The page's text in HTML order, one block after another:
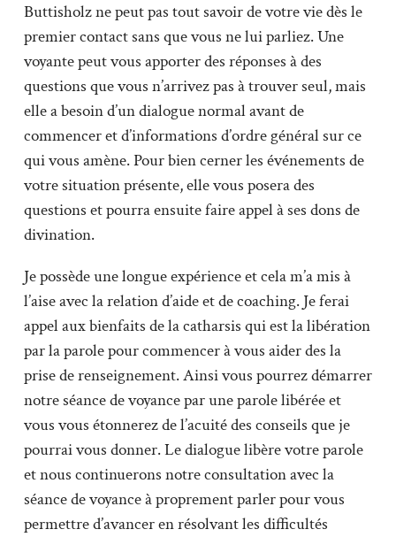
Buttisholz ne peut pas tout savoir de votre vie dès le
premier contact sans que vous ne lui parliez. Une
voyante peut vous apporter des réponses à des
questions que vous n’arrivez pas à trouver seul, mais
elle a besoin d’un dialogue normal avant de
commencer et d’informations d’ordre général sur ce
qui vous amène. Pour bien cerner les événements de
votre situation présente, elle vous posera des
questions et pourra ensuite faire appel à ses dons de
divination.
Je possède une longue expérience et cela m’a mis à
l’aise avec la relation d’aide et de coaching. Je ferai
appel aux bienfaits de la catharsis qui est la libération
par la parole pour commencer à vous aider des la
prise de renseignement. Ainsi vous pourrez démarrer
notre séance de voyance par une parole libérée et
vous vous étonnerez de l’acuité des conseils que je
pourrai vous donner. Le dialogue libère votre parole
et nous continuerons notre consultation avec la
séance de voyance à proprement parler pour vous
permettre d’avancer en résolvant les difficultés